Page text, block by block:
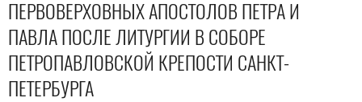
ПЕРВОВЕРХОВНЫХ АПОСТОЛОВ ПЕТРА И
ПАВЛА ПОСЛЕ ЛИТУРГИИ В СОБОРЕ
ПЕТРОПАВЛОВСКОЙ КРЕПОСТИ САНКТ-
ПЕТЕРБУРГА